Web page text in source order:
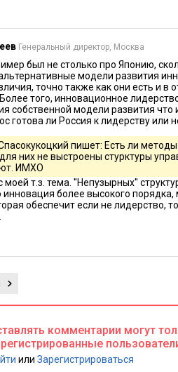
от «управляющих компаний», а
и недофинансированного
Дотационный принцип
мода. Персоны,
по «гарвардским» программам
отечественного образования,
областях: «как украсть», «как
процесса, и
но, к сожалению, для
лес», и поэтому предприятия
в отрицательную сторону.
2014», в связи с
так, как это положено делать.
в мировую экономику»,
и энергетических ресурсов,
реальные проблемы, связанные с
бедностью ресурсов и низкой
Генеральный директор, Москва
был не столько про Японию,
модели развития
точно также как они есть и
Более того, инновационное
собственной модели развития
готова ли Россия к лидерству или
пишет: Есть ли
них не выстроены стурктуры
ИМХО
моей т.з. тема. ''Непузырных''
инновация более высокого
обеспечит если не лидерство,
комментарии могут
или Зарегистрироваться